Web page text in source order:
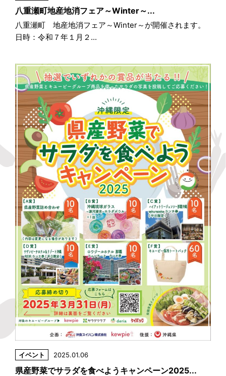
八重瀬町地産地消フェア～Winter～...
八重瀬町 地産地消フェア～Winter～が開催されます。
日時：令和７年１月２...
イベント 2025.01.06
県産野菜でサラダを食べようキャンペーン2025...